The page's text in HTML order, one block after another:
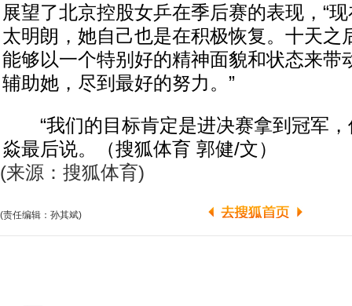
展望了北京控股女乒在季后赛的表现，“
太明朗，她自己也是在积极恢复。十天之
能够以一个特别好的精神面貌和状态来带
辅助她，尽到最好的努力。”
“我们的目标肯定是进决赛拿到冠军，
焱最后说。（搜狐体育 郭健/文）
(来源：搜狐体育)
(责任编辑：孙其斌)